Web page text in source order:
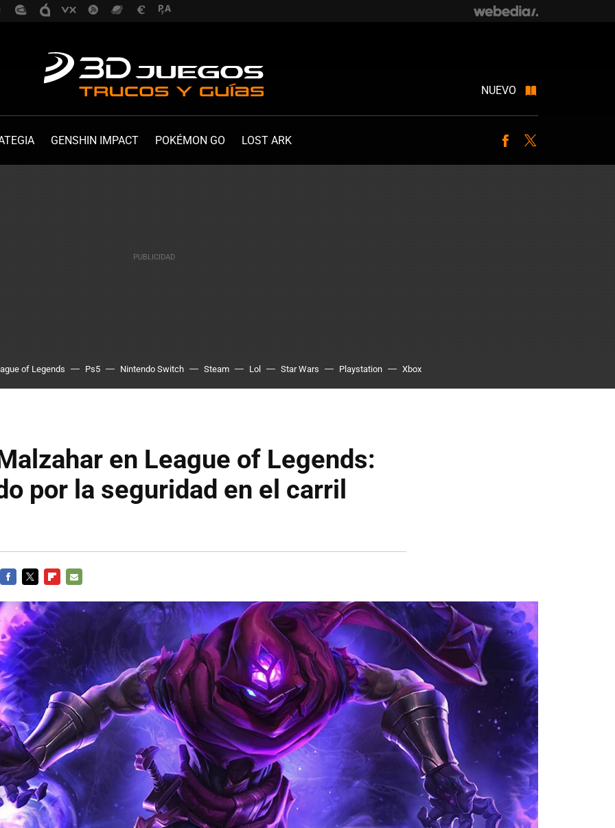
NUEVO
GENSHIN IMPACT POKÉMON GO LOST ARK Facebook
of Legends Ps5 Nintendo Switch Steam Lol Star Wars Playstation Xbox
en League of Legends:
por la seguridad en el carril
MAIL